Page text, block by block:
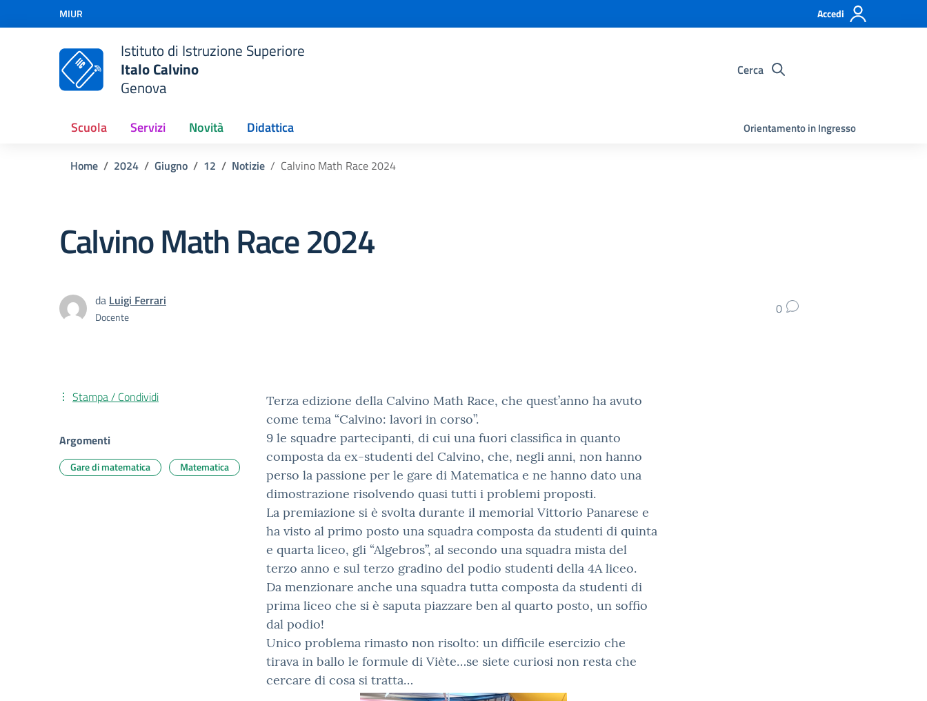
Vai ai contenuti
Vai al menu di navigazione
MIUR Accedi
Istituto di Istruzione Superiore
Italo Calvino
Genova
Cerca
Orientamento in Ingresso
Scuola Servizi Novità Didattica
Home 2024 Giugno 12 Notizie Calvino Math Race 2024
Calvino Math Race 2024
da Luigi Ferrari
Docente 0
Terza edizione della Calvino Math Race, che quest’anno ha avuto
come tema “Calvino: lavori in corso”.
9 le squadre partecipanti, di cui una fuori classifica in quanto
composta da ex-studenti del Calvino, che, negli anni, non hanno
perso la passione per le gare di Matematica e ne hanno dato una
dimostrazione risolvendo quasi tutti i problemi proposti.
La premiazione si è svolta durante il memorial Vittorio Panarese e
ha visto al primo posto una squadra composta da studenti di quinta
e quarta liceo, gli “Algebros”, al secondo una squadra mista del
terzo anno e sul terzo gradino del podio studenti della 4A liceo.
Da menzionare anche una squadra tutta composta da studenti di
prima liceo che si è saputa piazzare ben al quarto posto, un soffio
dal podio!
Unico problema rimasto non risolto: un difficile esercizio che
tirava in ballo le formule di Viète…se siete curiosi non resta che
cercare di cosa si tratta…
Stampa / Condividi
Argomenti
Gare di matematica Matematica